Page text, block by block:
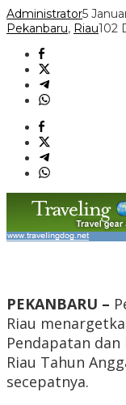
Administrator5
Pekanbaru, Riau102
PEKANBARU –
Riau
Pendapatan dan
Riau Tahun
secepatnya.